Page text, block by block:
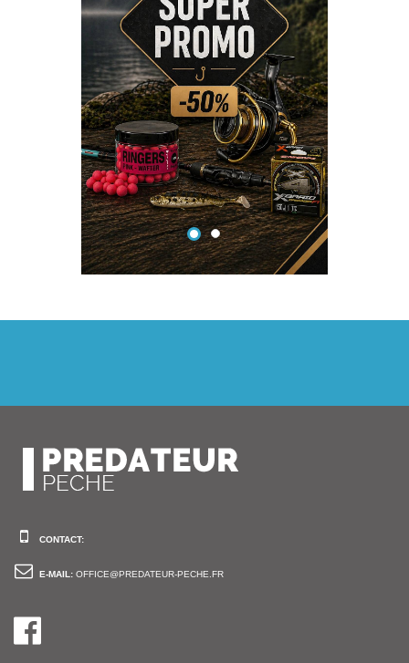
CONTACT:
E-MAIL: OFFICE@PREDATEUR-PECHE.FR